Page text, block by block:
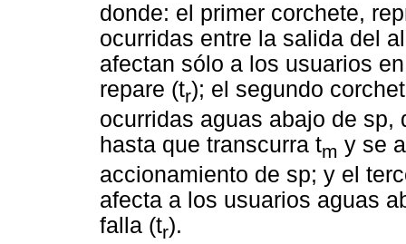
donde: el primer corchete,
ocurridas entre la salida del
afectan sólo a los usuarios
repare (tr); el segundo
ocurridas aguas abajo de
hasta que transcurra tm y se
accionamiento de sp; y el
afecta a los usuarios aguas
falla (tr).